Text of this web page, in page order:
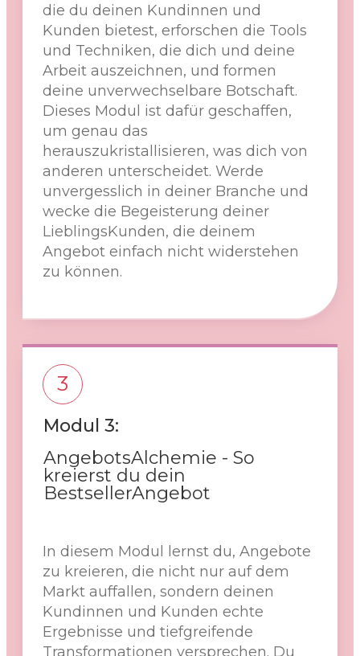
die du deinen Kundinnen und
Kunden bietest, erforschen die Tools
und Techniken, die dich und deine
Arbeit auszeichnen, und formen
deine unverwechselbare Botschaft.
Dieses Modul ist dafür geschaffen,
um genau das
herauszukristallisieren, was dich von
anderen unterscheidet. Werde
unvergesslich in deiner Branche und
wecke die Begeisterung deiner
LieblingsKunden, die deinem
Angebot einfach nicht widerstehen
zu können.
3
Modul 3:
AngebotsAlchemie - So
kreierst du dein
BestsellerAngebot
In diesem Modul lernst du, Angebote
zu kreieren, die nicht nur auf dem
Markt auffallen, sondern deinen
Kundinnen und Kunden echte
Ergebnisse und tiefgreifende
Transformationen versprechen. Du